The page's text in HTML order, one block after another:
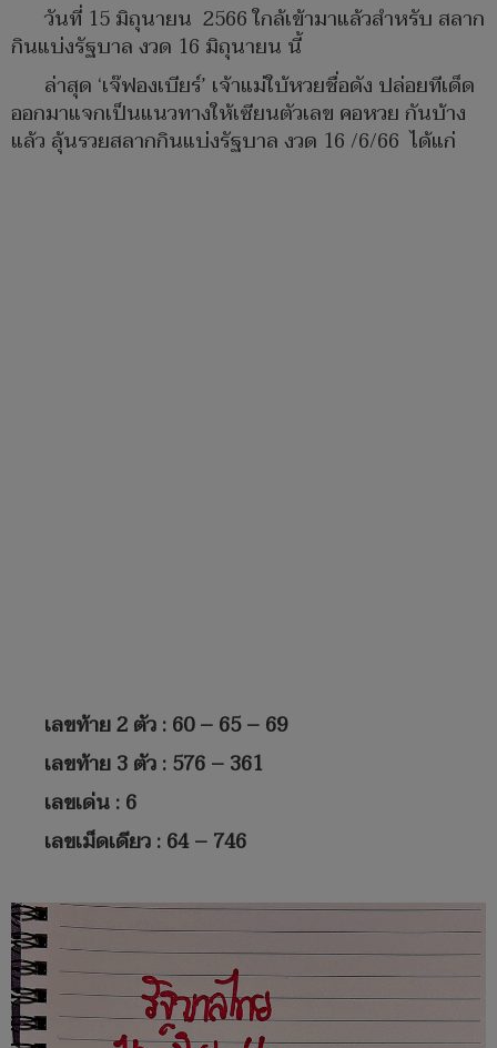
วันที่ 15 มิถุนายน 2566 ใกล้เข้ามาแล้วสำหรับ สลาก
กินแบ่งรัฐบาล งวด 16 มิถุนายน นี้
ล่าสุด ‘เจ๊ฟองเบียร์’ เจ้าแม่ใบ้หวยชื่อดัง ปล่อยทีเด็ด
ออกมาแจกเป็นแนวทางให้เซียนตัวเลข คอหวย กันบ้าง
แล้ว ลุ้นรวยสลากกินแบ่งรัฐบาล งวด 16 /6/66 ได้แก่
เลขท้าย 2 ตัว : 60 – 65 – 69
เลขท้าย 3 ตัว : 576 – 361
เลขเด่น : 6
เลขเม็ดเดียว : 64 – 746